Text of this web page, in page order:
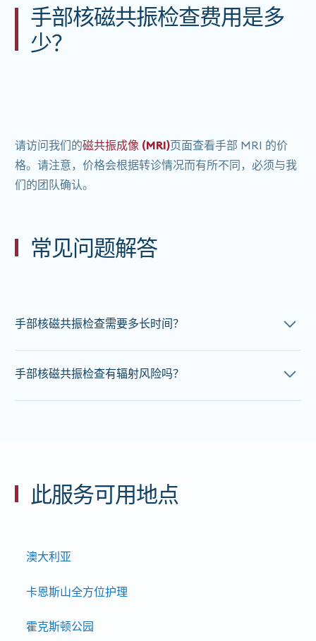
手部核磁共振检查费用是多
少？
请访问我们的磁共振成像 (MRI)页面查看手部 MRI 的价
格。请注意，价格会根据转诊情况而有所不同，必须与我
们的团队确认。
常见问题解答
手部核磁共振检查需要多长时间？
转诊情况而有所不同，请在预约时
以获取
准确的预估时间。
手部核磁共振检查有辐射风险吗？
此服务可用地点
澳大利亚
卡恩斯山全方位护理
霍克斯顿公园